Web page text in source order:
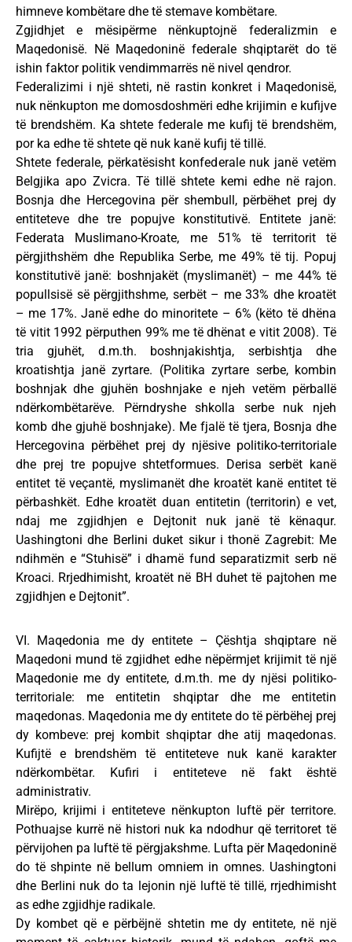
himneve kombëtare dhe të stemave kombëtare.
Zgjidhjet e mësipërme nënkuptojnë federalizmin e
Maqedonisë. Në Maqedoninë federale shqiptarët do të
ishin faktor politik vendimmarrës në nivel qendror.
Federalizimi i një shteti, në rastin konkret i Maqedonisë,
nuk nënkupton me domosdoshmëri edhe krijimin e kufijve
të brendshëm. Ka shtete federale me kufij të brendshëm,
por ka edhe të shtete që nuk kanë kufij të tillë.
Shtete federale, përkatësisht konfederale nuk janë vetëm
Belgjika apo Zvicra. Të tillë shtete kemi edhe në rajon.
Bosnja dhe Hercegovina për shembull, përbëhet prej dy
entiteteve dhe tre popujve konstitutivë. Entitete janë:
Federata Muslimano-Kroate, me 51% të territorit të
përgjithshëm dhe Republika Serbe, me 49% të tij. Popuj
konstitutivë janë: boshnjakët (myslimanët) – me 44% të
popullsisë së përgjithshme, serbët – me 33% dhe kroatët
– me 17%. Janë edhe do minoritete – 6% (këto të dhëna
të vitit 1992 përputhen 99% me të dhënat e vitit 2008). Të
tria gjuhët, d.m.th. boshnjakishtja, serbishtja dhe
kroatishtja janë zyrtare. (Politika zyrtare serbe, kombin
boshnjak dhe gjuhën boshnjake e njeh vetëm përballë
ndërkombëtarëve. Përndryshe shkolla serbe nuk njeh
komb dhe gjuhë boshnjake). Me fjalë të tjera, Bosnja dhe
Hercegovina përbëhet prej dy njësive politiko-territoriale
dhe prej tre popujve shtetformues. Derisa serbët kanë
entitet të veçantë, myslimanët dhe kroatët kanë entitet të
përbashkët. Edhe kroatët duan entitetin (territorin) e vet,
ndaj me zgjidhjen e Dejtonit nuk janë të kënaqur.
Uashingtoni dhe Berlini duket sikur i thonë Zagrebit: Me
ndihmën e “Stuhisë” i dhamë fund separatizmit serb në
Kroaci. Rrjedhimisht, kroatët në BH duhet të pajtohen me
zgjidhjen e Dejtonit”.
VI. Maqedonia me dy entitete – Çështja shqiptare në
Maqedoni mund të zgjidhet edhe nëpërmjet krijimit të një
Maqedonie me dy entitete, d.m.th. me dy njësi politiko-
territoriale: me entitetin shqiptar dhe me entitetin
maqedonas. Maqedonia me dy entitete do të përbëhej prej
dy kombeve: prej kombit shqiptar dhe atij maqedonas.
Kufijtë e brendshëm të entiteteve nuk kanë karakter
ndërkombëtar. Kufiri i entiteteve në fakt është
administrativ.
Mirëpo, krijimi i entiteteve nënkupton luftë për territore.
Pothuajse kurrë në histori nuk ka ndodhur që territoret të
përvijohen pa luftë të përgjakshme. Lufta për Maqedoninë
do të shpinte në bellum omniem in omnes. Uashingtoni
dhe Berlini nuk do ta lejonin një luftë të tillë, rrjedhimisht
as edhe zgjidhje radikale.
Dy kombet që e përbëjnë shtetin me dy entitete, në një